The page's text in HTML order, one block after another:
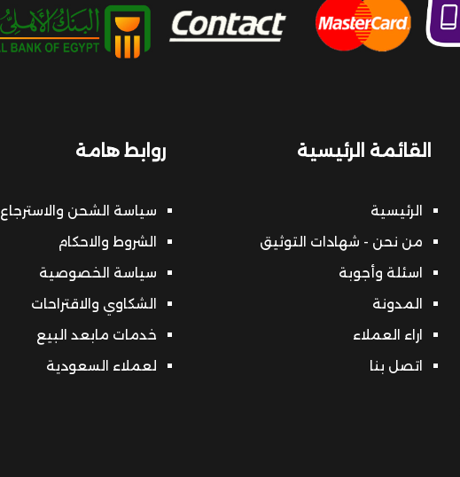
القائمة الرئيسية
الرئيسية
من نحن - شهادات التوثيق
اسئلة وأجوبة
المدونة
اراء العملاء
اتصل بنا
روابط هامة
سياسة الشحن والاسترجاع
الشروط والاحكام
سياسة الخصوصية
الشكاوي والاقتراحات
خدمات مابعد البيع
لعملاء السعودية